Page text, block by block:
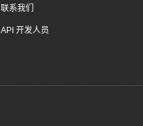
联系我们
API 开发人员